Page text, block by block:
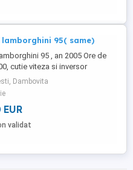
95( same)
95 , an 2005 Ore de
cutie viteza si inversor
, motor in patru cilindri cu
13000euro
Dambovita
validat